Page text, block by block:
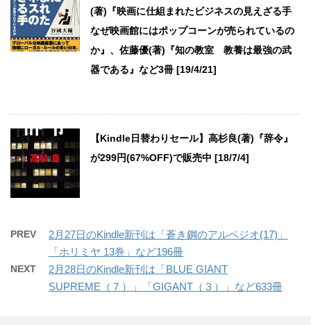
(著)『映画に仕組まれたビジネスの見えざる手
なぜ映画館にはポップコーンが売られているの
か』、佐藤優(著)『知の教室 教養は最強の武
器である』など3冊 [19/4/21]
【Kindle日替わりセール】高杉良(著)『辞令』
が299円(67%OFF)で販売中 [18/7/4]
PREV
2月27日のKindle新刊は「蒼き鋼のアルペジオ(17)」
「ホリミヤ 13巻」など196冊
NEXT
2月28日のKindle新刊は「BLUE GIANT
SUPREME（７）」「GIGANT（３）」など633冊